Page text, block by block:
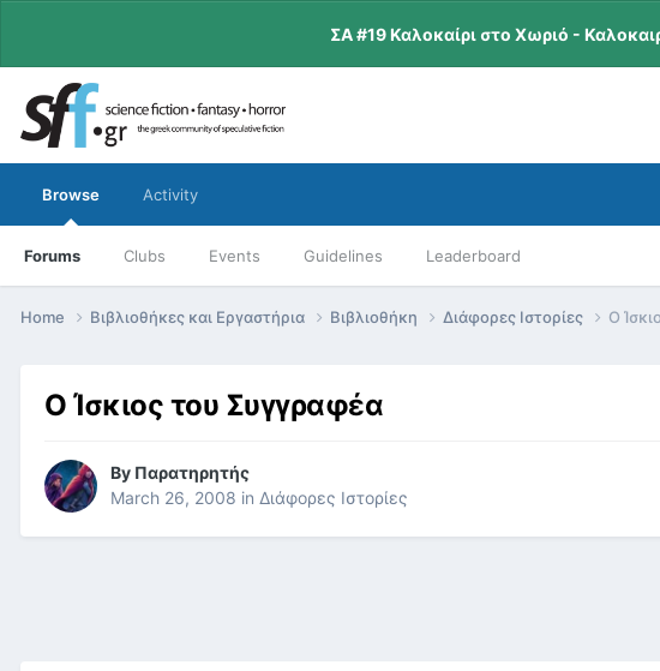
ΣΑ #19 Καλοκαίρι στο Χωριό -
Browse
Forums Clubs Events Guidelines Leaderboard
Activity
Home Βιβλιοθήκες και Εργαστήρια Βιβλιοθήκη Διάφορες Ιστορίες Ο
Ο Ίσκιος του Συγγραφέα
By Παρατηρητής
March 26, 2008 in Διάφορες Ιστορίες